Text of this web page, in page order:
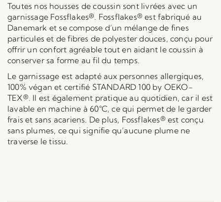
Toutes nos housses de coussin sont livrées avec un
garnissage Fossflakes®. Fossflakes® est fabriqué au
Danemark et se compose d’un mélange de fines
particules et de fibres de polyester douces, conçu pour
offrir un confort agréable tout en aidant le coussin à
conserver sa forme au fil du temps.
Le garnissage est adapté aux personnes allergiques,
100% végan et certifié STANDARD 100 by OEKO-
TEX®. Il est également pratique au quotidien, car il est
lavable en machine à 60°C, ce qui permet de le garder
frais et sans acariens. De plus, Fossflakes® est conçu
sans plumes, ce qui signifie qu’aucune plume ne
traverse le tissu.